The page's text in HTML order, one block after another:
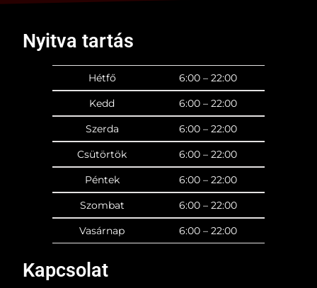
Nyitva tartás
Hétfő
6:00 – 22:00
Kedd
6:00 – 22:00
Szerda
6:00 – 22:00
Csütörtök
6:00 – 22:00
Péntek
6:00 – 22:00
Szombat
6:00 – 22:00
Vasárnap
6:00 – 22:00
Kapcsolat